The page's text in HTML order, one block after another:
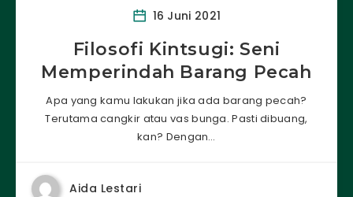
16 Juni 2021
Filosofi Kintsugi: Seni
Memperindah Barang Pecah
Apa yang kamu lakukan jika ada barang pecah?
Terutama cangkir atau vas bunga. Pasti dibuang,
kan? Dengan…
Aida Lestari